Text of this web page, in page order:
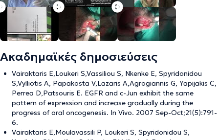
Ακαδημαϊκές δημοσιεύσεις
Vairaktaris E,Loukeri S,Vassiliou S, Nkenke E, Spyridonidou
S,Vylliotis A, Papakosta V,Lazaris A,Agrogiannis G, Yapijakis C,
Perrea D,Patsouris E. EGFR and c-Jun exhibit the same
pattern of expression and increase gradually during the
progress of oral oncogenesis. In Vivo. 2007 Sep-Oct;21(5):791-
6.
Vairaktaris E,Moulavassili P, Loukeri S, Spyridonidou S,